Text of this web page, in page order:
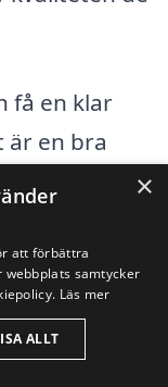
få en klar
är en bra
att
du enkelt
samtidigt,
×
att förbättra
webbplats samtycker
Läs mer
ALLT